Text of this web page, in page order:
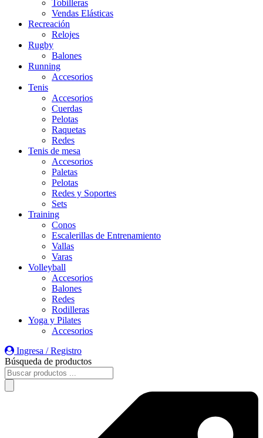
Tobilleras
Vendas Elásticas
Recreación
Relojes
Rugby
Balones
Running
Accesorios
Tenis
Accesorios
Cuerdas
Pelotas
Raquetas
Redes
Tenis de mesa
Accesorios
Paletas
Pelotas
Redes y Soportes
Sets
Training
Conos
Escalerillas de Entrenamiento
Vallas
Varas
Volleyball
Accesorios
Balones
Redes
Rodilleras
Yoga y Pilates
Accesorios
Ingresa / Registro
Búsqueda de productos